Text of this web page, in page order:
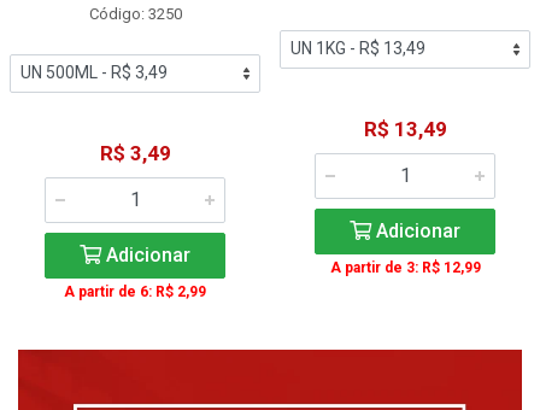
Código: 3250
R$ 3,49
Adicionar
A partir de 6: R$ 2,99
R$ 13,49
Adicionar
A partir de 3: R$ 12,99